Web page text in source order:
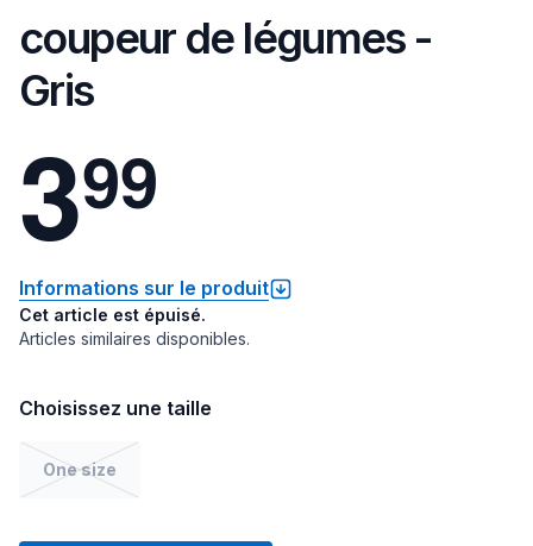
coupeur de légumes -
Gris
399
Informations sur le produit
Cet article est épuisé.
Articles similaires disponibles.
Choisissez une taille
One size